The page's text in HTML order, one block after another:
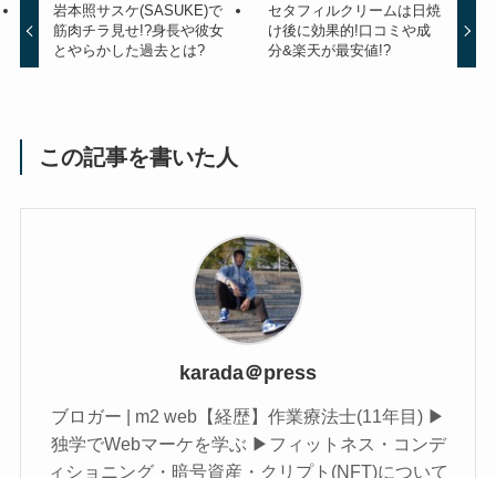
岩本照サスケ(SASUKE)で
筋肉チラ見せ!?身長や彼女
とやらかした過去とは?
セタフィルクリームは日焼
け後に効果的!口コミや成
分&楽天が最安値!?
この記事を書いた人
karada＠press
ブロガー | m2 web【経歴】作業療法士(11年目) ▶︎
独学でWebマーケを学ぶ ▶︎フィットネス・コンデ
ィショニング・暗号資産・クリプト(NFT)について